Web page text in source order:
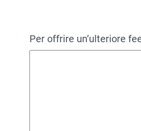
Per offrire un’ulteriore